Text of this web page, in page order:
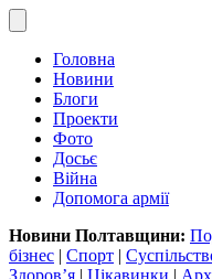
Головна
Новини
Блоги
Проекти
Фото
Досьє
Війна
Допомога армії
Новини Полтавщини:
бізнес | Спорт |
Здоров’я | Цікавинки |